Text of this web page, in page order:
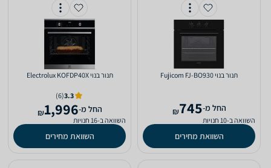
‏תנור בנוי Fujicom FJ-BO930
‫החל מ-745
₪
השוואה ב-10 חנויות
השוואת מחירים
‏תנור בנוי Electrolux KOFDP40X
3.3
(6)
‫החל מ-1,996
₪
השוואה ב-16 חנויות
השוואת מחירים